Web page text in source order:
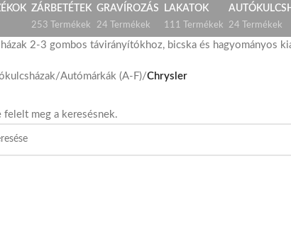
ZÁRBETÉTEK
253 Termékek
GRAVÍROZÁS
24 Termékek
LAKATOK
111 Termékek 24 Termékek
2-3 gombos távirányítókhoz, bicska és hagyományos
/Autómárkák (A-F)/Chrysler
felelt meg a keresésnek.